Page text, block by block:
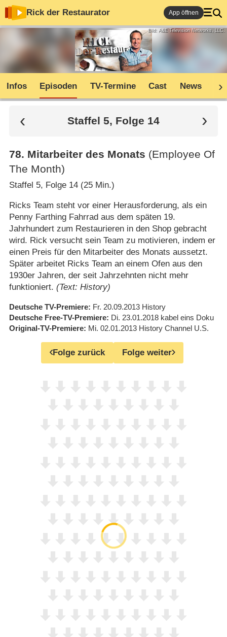
Rick der Restaurator App öffnen
Bild: A&E Television Networks, LLC.
Infos Episoden TV-Termine Cast News
Staffel 5, Folge 14
78. Mitarbeiter des Monats (Employee Of
The Month)
Staffel 5, Folge 14 (25 Min.)
Ricks Team steht vor einer Herausforderung, als ein
Penny Farthing Fahrrad aus dem späten 19.
Jahrhundert zum Restaurieren in den Shop gebracht
wird. Rick versucht sein Team zu motivieren, indem er
einen Preis für den Mitarbeiter des Monats aussetzt.
Später arbeitet Ricks Team an einem Ofen aus den
1930er Jahren, der seit Jahrzehnten nicht mehr
funktioniert. (Text: History)
Deutsche TV-Premiere Fr. 20.09.2013 History
Deutsche Free-TV-Premiere Di. 23.01.2018 kabel eins Doku
Original-TV-Premiere Mi. 02.01.2013 History Channel U.S.
Folge zurück Folge weiter